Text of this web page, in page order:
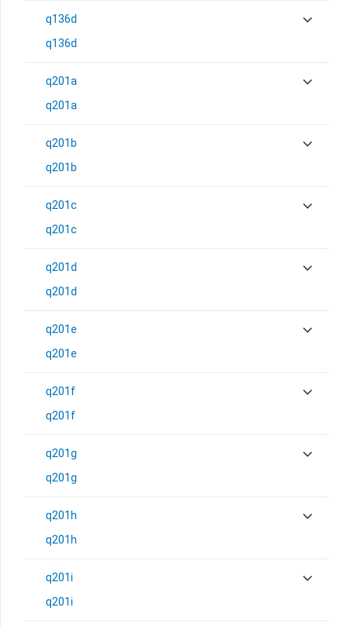
q136d
q136d
q201a
q201a
q201b
q201b
q201c
q201c
q201d
q201d
q201e
q201e
q201f
q201f
q201g
q201g
q201h
q201h
q201i
q201i